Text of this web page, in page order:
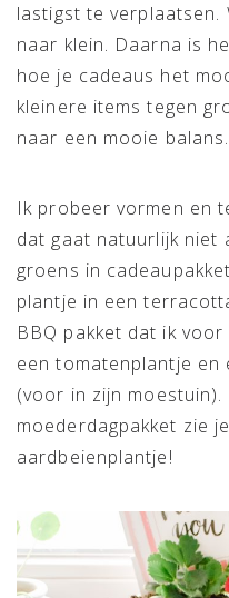
lastigst te verplaatsen.
naar klein. Daarna is
hoe je cadeaus het
kleinere items tegen
naar een mooie balans.
Ik probeer vormen en
dat gaat natuurlijk niet
groens in
plantje in een
BBQ pakket dat ik
een tomatenplantje en
(voor in zijn
moederdagpakket zie
aardbeienplantje!